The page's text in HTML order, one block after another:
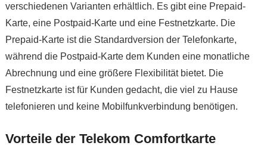
verschiedenen Varianten erhältlich. Es gibt eine Prepaid-
Karte, eine Postpaid-Karte und eine Festnetzkarte. Die
Prepaid-Karte ist die Standardversion der Telefonkarte,
während die Postpaid-Karte dem Kunden eine monatliche
Abrechnung und eine größere Flexibilität bietet. Die
Festnetzkarte ist für Kunden gedacht, die viel zu Hause
telefonieren und keine Mobilfunkverbindung benötigen.
Vorteile der Telekom Comfortkarte